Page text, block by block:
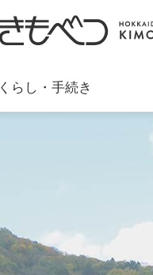
くらし・手続き